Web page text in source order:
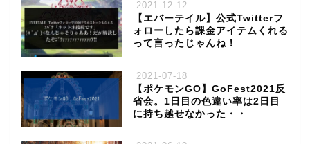
2021-12-12
【エバーテイル】公式Twitterフ
ォローしたら課金アイテムくれる
って言ったじゃんね！
2021-07-18
【ポケモンGO】GoFest2021反
省会。1日目の色違い率は2日目
に持ち越せなかった・・